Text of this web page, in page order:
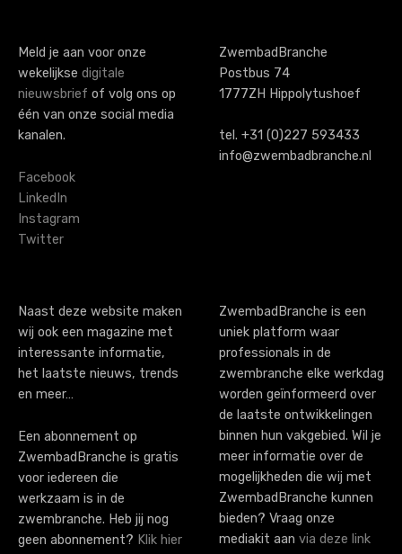
Meld je aan voor onze
wekelijkse digitale
nieuwsbrief of volg ons op
één van onze social media
kanalen.
Facebook
LinkedIn
Instagram
Twitter
ZwembadBranche
Postbus 74
1777ZH Hippolytushoef
tel. +31 (0)227 593433
info@zwembadbranche.nl
Naast deze website maken
wij ook een magazine met
interessante informatie,
het laatste nieuws, trends
en meer…
Een abonnement op
ZwembadBranche is gratis
voor iedereen die
werkzaam is in de
zwembranche. Heb jij nog
geen abonnement? Klik hier
ZwembadBranche is een
uniek platform waar
professionals in de
zwembranche elke werkdag
worden geïnformeerd over
de laatste ontwikkelingen
binnen hun vakgebied. Wil je
meer informatie over de
mogelijkheden die wij met
ZwembadBranche kunnen
bieden? Vraag onze
mediakit aan via deze link